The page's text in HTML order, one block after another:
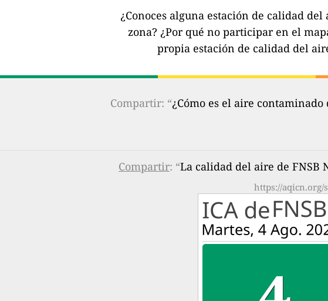
¿Conoces alguna estación de calidad del
zona? ¿Por qué no participar en el
propia estación de calidad del
Compartir: “¿Cómo es el aire
Compartir: “La calidad del aire de FNSB
https://aqicn.org/